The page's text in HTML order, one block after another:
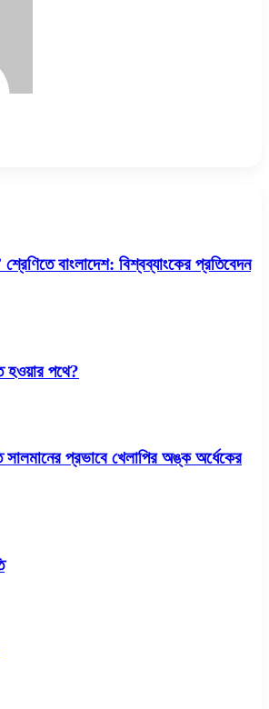
বাংলাদেশ: বিশ্বব্যাংকের প্রতিবেদন
হওয়ার পথে?
সালমানের প্রভাবে খেলাপির অঙ্ক অর্ধেকের